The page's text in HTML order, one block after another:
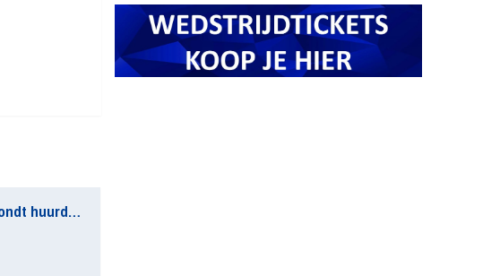
K.v.v. Quick Boys rondt huurdeal Senna Westerveld af